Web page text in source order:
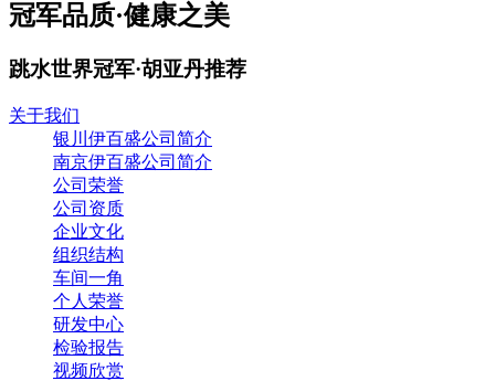
冠军品质·健康之美
跳水世界冠军·胡亚丹推荐
关于我们
银川伊百盛公司简介
南京伊百盛公司简介
公司荣誉
公司资质
企业文化
组织结构
车间一角
个人荣誉
研发中心
检验报告
视频欣赏